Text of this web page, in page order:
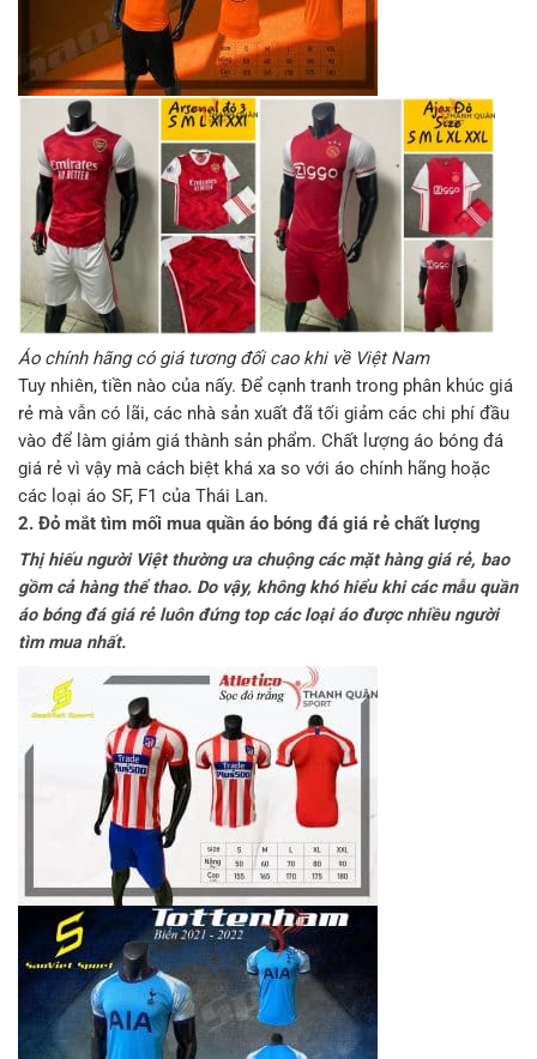
Áo chính hãng có giá tương đối cao khi về Việt Nam
Tuy nhiên, tiền nào của nấy. Để cạnh tranh trong phân khúc giá
rẻ mà vẫn có lãi, các nhà sản xuất đã tối giảm các chi phí đầu
vào để làm giảm giá thành sản phẩm. Chất lượng áo bóng đá
giá rẻ vì vậy mà cách biệt khá xa so với áo chính hãng hoặc
các loại áo SF, F1 của Thái Lan.
2. Đỏ mắt tìm mối mua quần áo bóng đá giá rẻ chất lượng
Thị hiếu người Việt thường ưa chuộng các mặt hàng giá rẻ, bao
gồm cả hàng thể thao. Do vậy, không khó hiểu khi các mẫu quần
áo bóng đá giá rẻ luôn đứng top các loại áo được nhiều người
tìm mua nhất.